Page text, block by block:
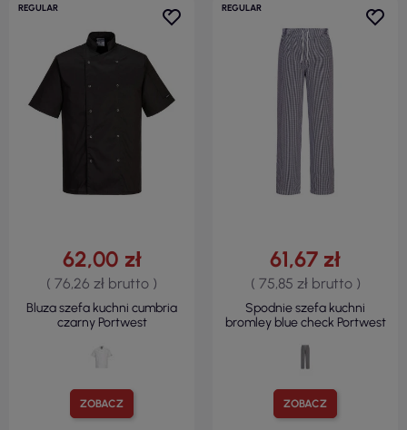
REGULAR
ZOBACZ
62,00 zł
( 76,26 zł brutto )
Bluza szefa kuchni cumbria
czarny Portwest
REGULAR
ZOBACZ
61,67 zł
( 75,85 zł brutto )
Spodnie szefa kuchni
bromley blue check Portwest